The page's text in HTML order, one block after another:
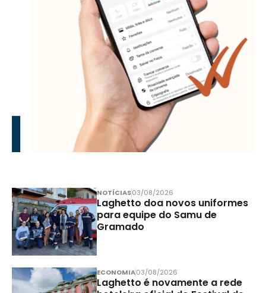
NOTÍCIAS03/08/2026
Laghetto doa novos uniformes
para equipe do Samu de
Gramado
ECONOMIA03/08/2026
Laghetto é novamente a rede